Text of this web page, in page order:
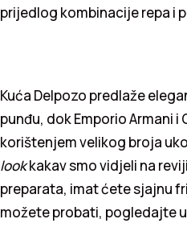
prijedlog kombinacije repa i
Kuća Delpozo predlaže
punđu, dok Emporio Armani
korištenjem velikog broja
lookkakav smo vidjeli na
preparata, imat ćete sjajnu
možete probati, pogledajte